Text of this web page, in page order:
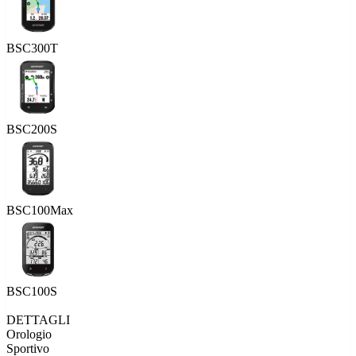
BSC300T
BSC200S
BSC100Max
BSC100S
DETTAGLI
Orologio
Sportivo